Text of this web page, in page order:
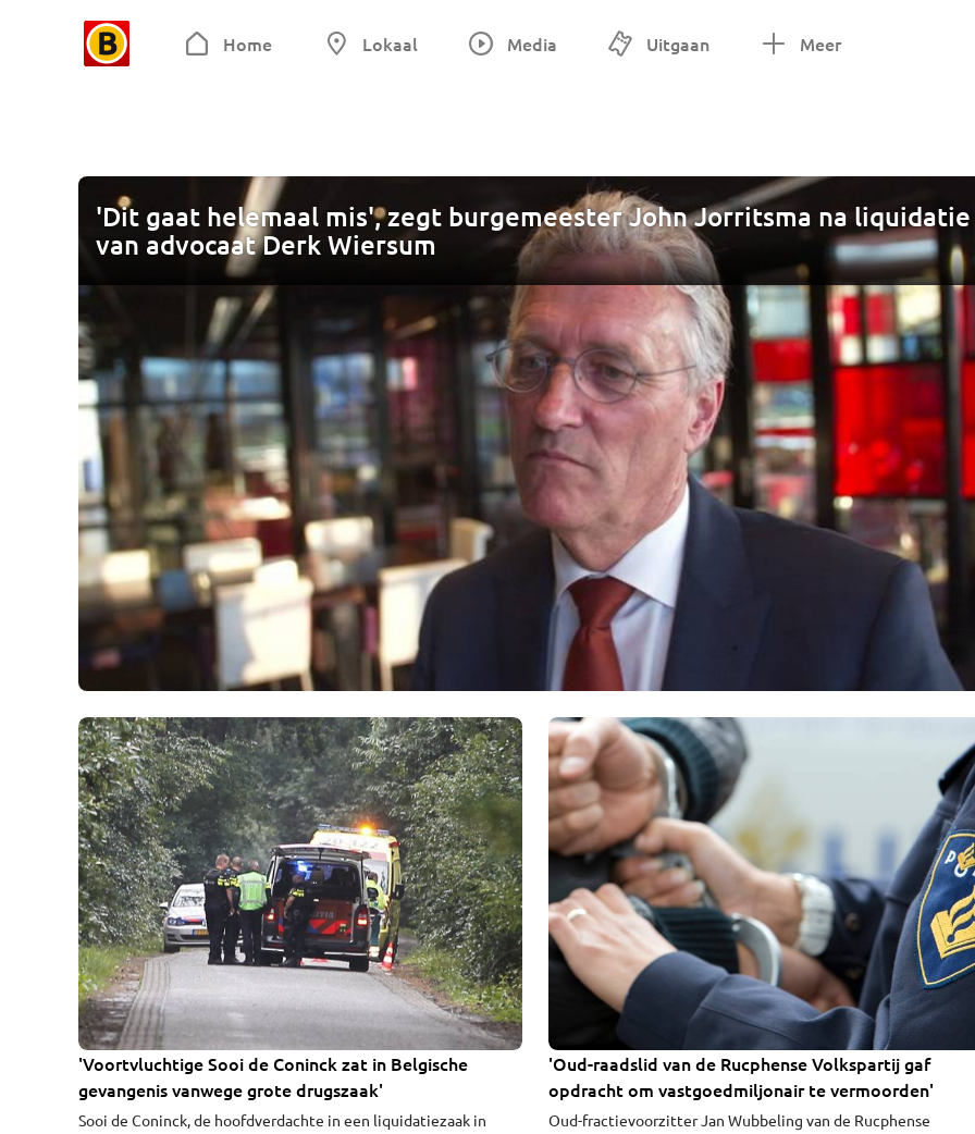
Home Lokaal Media Uitgaan Meer
'Dit gaat helemaal mis', zegt burgemeester John Jorritsma na liquidatie
van advocaat Derk Wiersum
'Voortvluchtige Sooi de Coninck zat in Belgische
gevangenis vanwege grote drugszaak'
Sooi de Coninck, de hoofdverdachte in een liquidatiezaak in
'Oud-raadslid van de Rucphense Volkspartij gaf
opdracht om vastgoedmiljonair te vermoorden'
Oud-fractievoorzitter Jan Wubbeling van de Rucphense